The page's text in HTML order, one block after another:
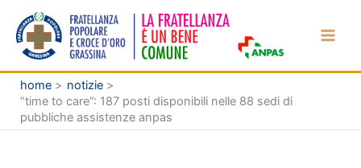
contenuto
home
notizie
“time to care”: 187 posti disponibili nelle 88 sedi di
pubbliche assistenze anpas